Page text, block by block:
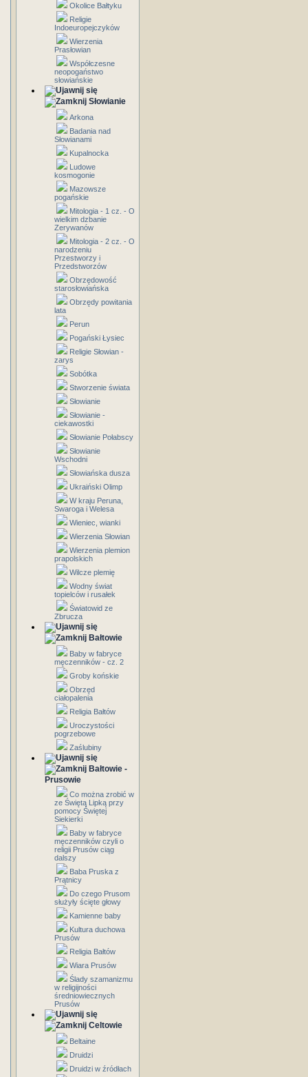
Okolice Bałtyku
Religie
Indoeuropejczyków
Wierzenia
Prasłowian
Współczesne
neopogaństwo
słowiańskie
Słowianie
Arkona
Badania nad
Słowianami
Kupalnocka
Ludowe
kosmogonie
Mazowsze
pogańskie
Mitologia - 1 cz. - O
wielkim dzbanie
Zerywanów
Mitologia - 2 cz. - O
narodzeniu
Przestworzy i
Przedstworzów
Obrzędowość
starosłowiańska
Obrzędy powitania
lata
Perun
Pogański Łysiec
Religie Słowian -
zarys
Sobótka
Stworzenie świata
Słowianie
Słowianie -
ciekawostki
Słowianie Połabscy
Słowianie
Wschodni
Słowiańska dusza
Ukraiński Olimp
W kraju Peruna,
Swaroga i Welesa
Wieniec, wianki
Wierzenia Słowian
Wierzenia plemion
prapolskich
Wilcze plemię
Wodny świat
topielców i rusałek
Światowid ze
Zbrucza
Bałtowie
Baby w fabryce
męczenników - cz. 2
Groby końskie
Obrzęd
ciałopalenia
Religia Bałtów
Uroczystości
pogrzebowe
Zaślubiny
Bałtowie -
Prusowie
Co można zrobić w
ze Świętą Lipką przy
pomocy Świętej
Siekierki
Baby w fabryce
męczenników czyli o
religii Prusów ciąg
dalszy
Baba Pruska z
Prątnicy
Do czego Prusom
służyły ścięte głowy
Kamienne baby
Kultura duchowa
Prusów
Religia Bałtów
Wiara Prusów
Ślady szamanizmu
w religijności
średniowiecznych
Prusów
Celtowie
Beltaine
Druidzi
Druidzi w źródłach